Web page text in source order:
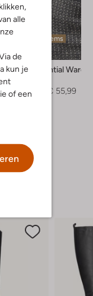
alle
de
kun je
of een
Laatste items
My Essential
€ 69,99
€ 55,99